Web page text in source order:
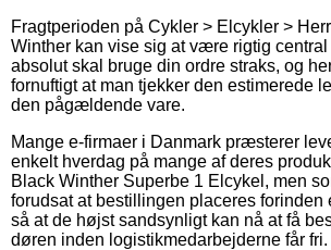
Fragtperioden på Cykler > Elcykler >
Winther kan vise sig at være rigtig central
absolut skal bruge din ordre straks, og
fornuftigt at man tjekker den estimerede
den pågældende vare.
Mange e-firmaer i Danmark præsterer
enkelt hverdag på mange af deres
Black Winther Superbe 1 Elcykel, men
forudsat at bestillingen placeres forinden
så at de højst sandsynligt kan nå at få
døren inden logistikmedarbejderne får fri.